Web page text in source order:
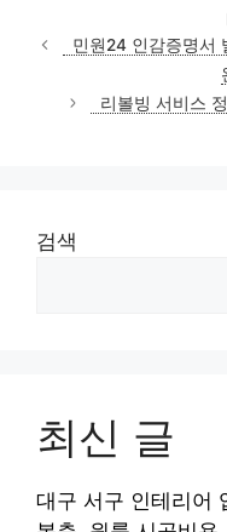
민원24 인감증명서
리볼빙 서비스
검색
최신 글
대구 서구 인테리어